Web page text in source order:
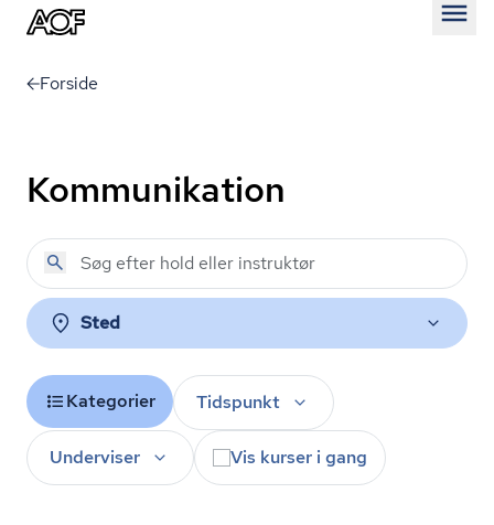
Forside
Kommunikation
Sted
Kategorier Tidspunkt
Underviser Vis kurser i gang